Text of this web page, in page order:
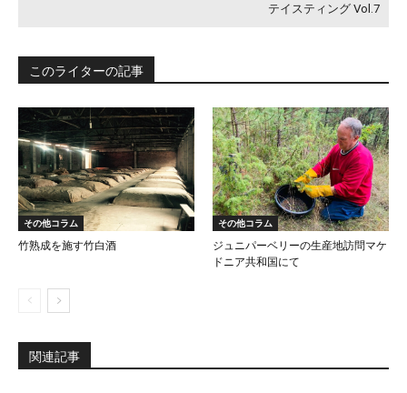
テイスティング Vol.7
このライターの記事
その他コラム
竹熟成を施す竹白酒
その他コラム
ジュニパーベリーの生産地訪問マケ
ドニア共和国にて
関連記事